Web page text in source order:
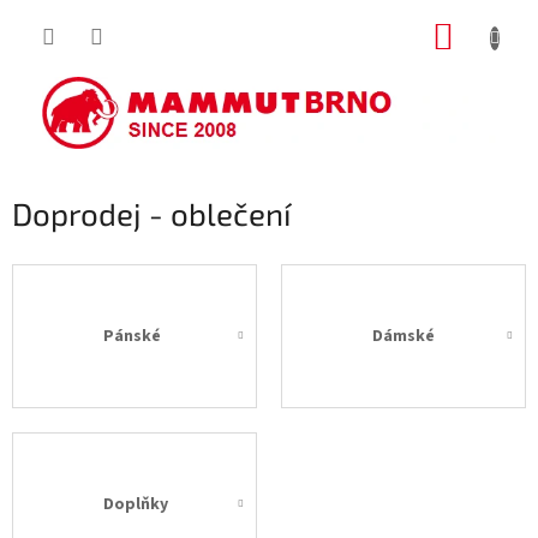
Doprodej - oblečení
Pánské Dámské
Doplňky